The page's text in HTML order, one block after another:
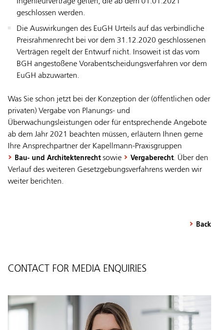
geschlossen werden.
Die Auswirkungen des EuGH Urteils auf das verbindliche
Preisrahmenrecht bei vor dem 31.12.2020 geschlossenen
Verträgen regelt der Entwurf nicht. Insoweit ist das vom
BGH angestoßene Vorabentscheidungsverfahren vor dem
EuGH abzuwarten.
Was Sie schon jetzt bei der Konzeption der (öffentlichen oder
privaten) Vergabe von Planungs- und
Überwachungsleistungen oder für entsprechende Angebote
ab dem Jahr 2021 beachten müssen, erläutern Ihnen gerne
Ihre Ansprechpartner der Kapellmann-Praxisgruppen
Bau- und Architektenrechtsowie Vergaberecht. Über den
Verlauf des weiteren Gesetzgebungsverfahrens werden wir
weiter berichten.
Back
CONTACT FOR MEDIA ENQUIRIES